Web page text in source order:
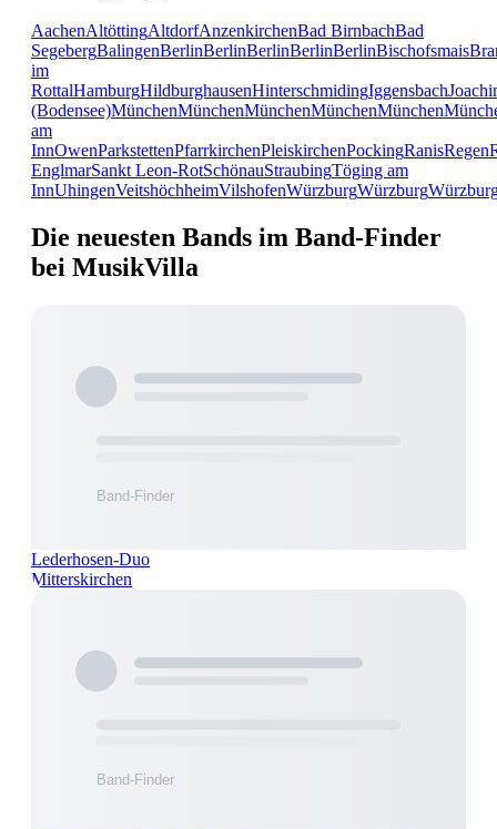
AachenAltöttingAltdorfAnzenkirchenBad BirnbachBad
SegebergBalingenBerlinBerlinBerlinBerlinBerlinBischofsmais
im
RottalHamburgHildburghausenHinterschmidingIggensbach
(Bodensee)MünchenMünchenMünchenMünchenMünchen
am
InnOwenParkstettenPfarrkirchenPleiskirchenPockingRanisRegen
EnglmarSankt Leon-RotSchönauStraubingTöging am
InnUhingenVeitshöchheimVilshofenWürzburgWürzburg
Die neuesten Bands im Band-Finder
bei MusikVilla
Lederhosen-Duo
Mitterskirchen